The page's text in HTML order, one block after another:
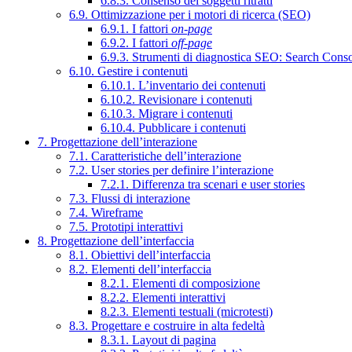
6.9. Ottimizzazione per i motori di ricerca (SEO)
6.9.1. I fattori on-page
6.9.2. I fattori off-page
6.9.3. Strumenti di diagnostica SEO: Search
6.10. Gestire i contenuti
6.10.1. L’inventario dei contenuti
6.10.2. Revisionare i contenuti
6.10.3. Migrare i contenuti
6.10.4. Pubblicare i contenuti
7. Progettazione dell’interazione
7.1. Caratteristiche dell’interazione
7.2. User stories per definire l’interazione
7.2.1. Differenza tra scenari e user stories
7.3. Flussi di interazione
7.4. Wireframe
7.5. Prototipi interattivi
8. Progettazione dell’interfaccia
8.1. Obiettivi dell’interfaccia
8.2. Elementi dell’interfaccia
8.2.1. Elementi di composizione
8.2.2. Elementi interattivi
8.2.3. Elementi testuali (microtesti)
8.3. Progettare e costruire in alta fedeltà
8.3.1. Layout di pagina